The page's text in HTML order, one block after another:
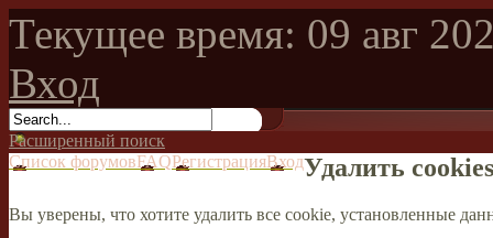
Текущее время: 09 авг
Вход
Расширенный поиск
Список форумовFAQРегистрацияВходУдалить
Вы уверены, что хотите удалить все cookie, установленные